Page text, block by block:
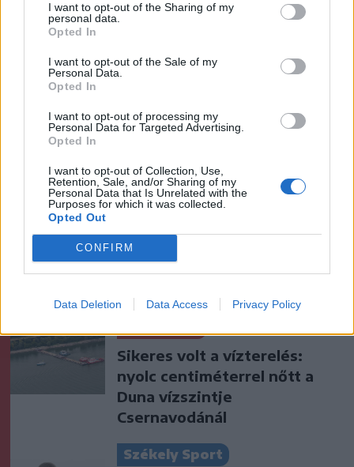
I want to opt-out of the Sharing of my
personal data.
Opted In
I want to opt-out of the Sale of my
Personal Data.
Opted In
I want to opt-out of processing my
Personal Data for Targeted Advertising.
Opted In
I want to opt-out of Collection, Use,
Retention, Sale, and/or Sharing of my
Personal Data that Is Unrelated with the
Purposes for which it was collected.
Opted Out
CONFIRM
Data Deletion Data Access Privacy Policy
szóljon hozzá!
Ezek is érdekelhetik
Fejszékkel támadtak a
mentősökre egy TikTokon
Sikeres volt a vízterelés:
nyolc centiméterrel nőtt a
Duna vízszintje
Csernavodánál
Székely Sport